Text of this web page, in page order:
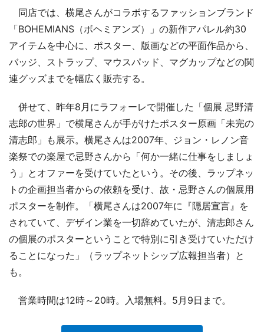
同店では、横尾さんがコラボするファッションブランド
「BOHEMIANS（ボヘミアンズ）」の新作アパレル約30
アイテムを中心に、ポスター、版画などの平面作品から、
バッジ、ストラップ、マウスパッド、マグカップなどの関
連グッズまでを幅広く販売する。
併せて、昨年8月にラフォーレで開催した「個展 忌野清
志郎の世界」で横尾さんが手がけたポスター原画「未完の
清志郎」も展示。横尾さんは2007年、ジョン・レノン音
楽祭での楽屋で忌野さんから「何か一緒に仕事をしましょ
う」とオファーを受けていたという。その後、ラップネッ
トの企画担当者からの依頼を受け、故・忌野さんの個展用
ポスターを制作。「横尾さんは2007年に『隠居宣言』を
されていて、デザイン業を一切辞めていたが、清志郎さん
の個展のポスターということで特別に引き受けていただけ
ることになった」（ラップネットシップ広報担当者）と
も。
営業時間は12時～20時。入場無料。5月9日まで。